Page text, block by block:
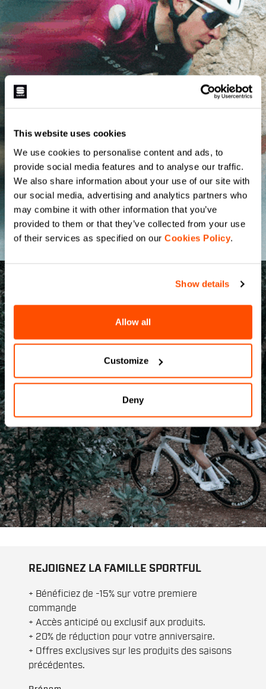
This website uses cookies
We use cookies to personalise content and ads, to
provide social media features and to analyse our traffic.
We also share information about your use of our site with
our social media, advertising and analytics partners who
may combine it with other information that you’ve
provided to them or that they’ve collected from your use
of their services as specified on our Cookies Policy.
Show details
Allow all
Customize
Deny
REJOIGNEZ LA FAMILLE SPORTFUL
+ Bénéficiez de -15% sur votre premiere
commande
+ Accès anticipé ou exclusif aux produits.
+ 20% de réduction pour votre anniversaire.
+ Offres exclusives sur les produits des saisons
précédentes.